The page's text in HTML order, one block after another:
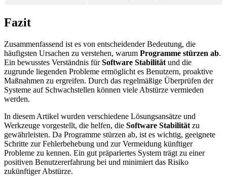
Fazit
Zusammenfassend ist es von entscheidender Bedeutung, die
häufigsten Ursachen zu verstehen, warum Programme stürzen ab.
Ein bewusstes Verständnis fürSoftware Stabilität und die
zugrunde liegenden Probleme ermöglicht es Benutzern, proaktive
Maßnahmen zu ergreifen. Durch das regelmäßige Überprüfen der
Systeme auf Schwachstellen können viele Abstürze vermieden
werden.
In diesem Artikel wurden verschiedene Lösungsansätze und
Werkzeuge vorgestellt, die helfen, die Software Stabilität zu
gewährleisten. Da Programme stürzen ab, ist es wichtig, geeignete
Schritte zur Fehlerbehebung und zur Vermeidung künftiger
Probleme zu kennen. Ein gut präpariertes System trägt zu einer
positiven Benutzererfahrung bei und minimiert das Risiko
zukünftiger Abstürze.